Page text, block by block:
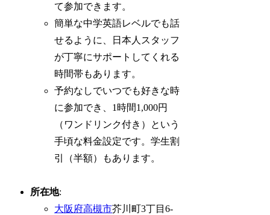
て参加できます。
簡単な中学英語レベルでも話
せるように、日本人スタッフ
が丁寧にサポートしてくれる
時間帯もあります。
予約なしでいつでも好きな時
に参加でき、1時間1,000円
（ワンドリンク付き）という
手頃な料金設定です。学生割
引（半額）もあります。
所在地:
大阪府高槻市芥川町3丁目6-